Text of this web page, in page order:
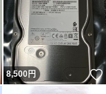
いいね！
8,500円